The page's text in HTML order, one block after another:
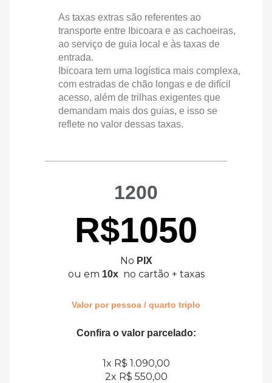
As taxas extras são referentes ao
transporte entre Ibicoara e as cachoeiras,
ao serviço de guia local e às taxas de
entrada.
Ibicoara tem uma logística mais complexa,
com estradas de chão longas e de difícil
acesso, além de trilhas exigentes que
demandam mais dos guias, e isso se
reflete no valor dessas taxas.
1200
R$1050
No PIX
ou em 10x no cartão + taxas
Valor por pessoa / quarto triplo
Confira o valor parcelado:
1x R$ 1.090,00
2x R$ 550,00